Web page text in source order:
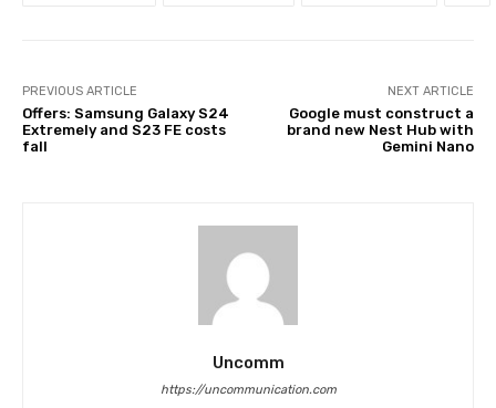
PREVIOUS ARTICLE
Offers: Samsung Galaxy S24
Extremely and S23 FE costs
fall
NEXT ARTICLE
Google must construct a
brand new Nest Hub with
Gemini Nano
Uncomm
https://uncommunication.com